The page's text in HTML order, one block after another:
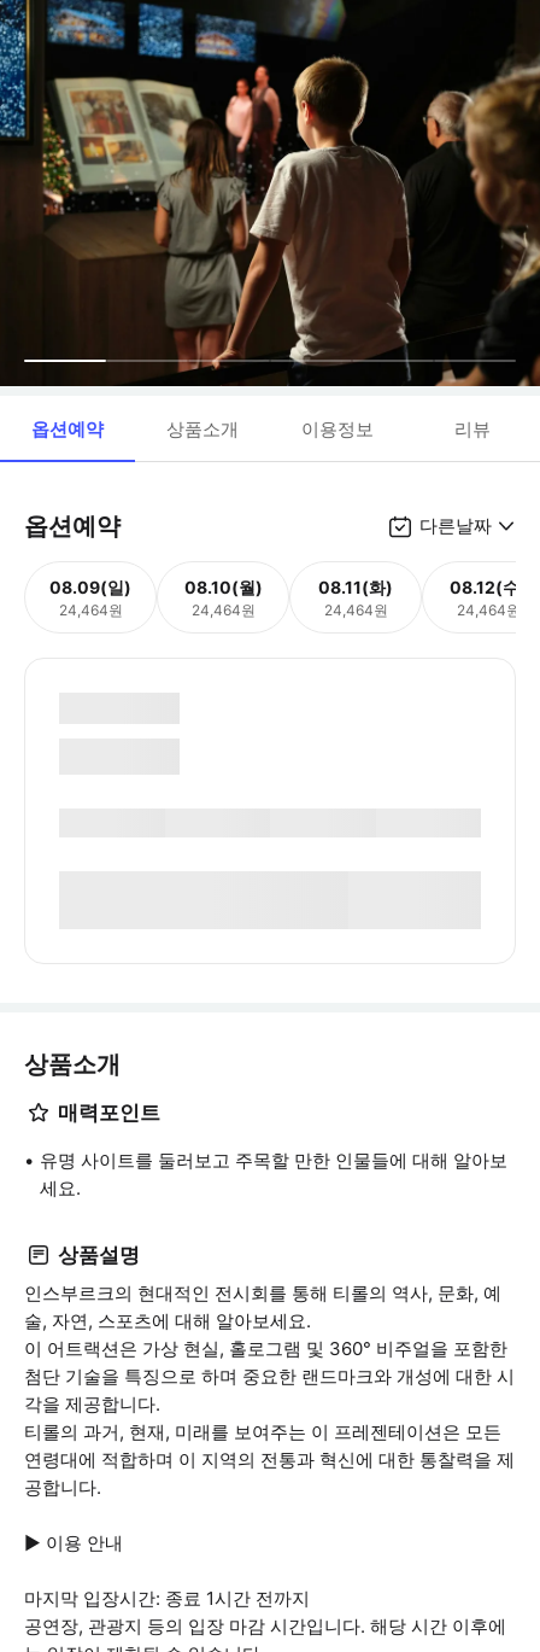
옵션예약 상품소개 이용정보 리뷰
옵션예약 다른날짜
08.09(일)
24,464원
08.10(월)
24,464원
08.11(화)
24,464원
08.12(수)
24,464원
상품소개
매력포인트
유명 사이트를 둘러보고 주목할 만한 인물들에 대해 알아보
세요.
상품설명
인스부르크의 현대적인 전시회를 통해 티롤의 역사, 문화, 예
술, 자연, 스포츠에 대해 알아보세요.
이 어트랙션은 가상 현실, 홀로그램 및 360° 비주얼을 포함한
첨단 기술을 특징으로 하며 중요한 랜드마크와 개성에 대한 시
각을 제공합니다.
티롤의 과거, 현재, 미래를 보여주는 이 프레젠테이션은 모든
연령대에 적합하며 이 지역의 전통과 혁신에 대한 통찰력을 제
공합니다.
▶ 이용 안내
마지막 입장시간: 종료 1시간 전까지
공연장, 관광지 등의 입장 마감 시간입니다. 해당 시간 이후에